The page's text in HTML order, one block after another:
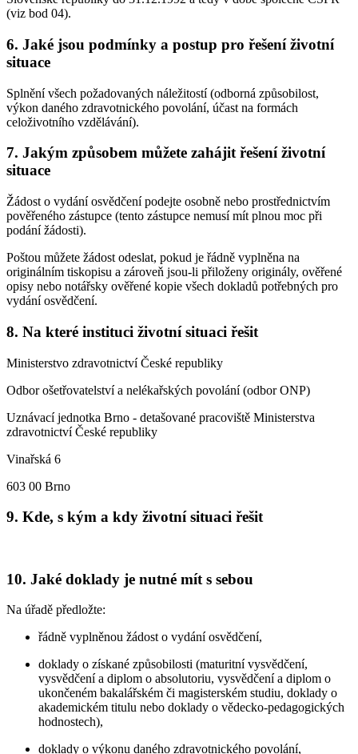
(viz bod 04).
6. Jaké jsou podmínky a postup pro řešení životní
situace
Splnění všech požadovaných náležitostí (odborná způsobilost,
výkon daného zdravotnického povolání, účast na formách
celoživotního vzdělávání).
7. Jakým způsobem můžete zahájit řešení životní
situace
Žádost o vydání osvědčení podejte osobně nebo prostřednictvím
pověřeného zástupce (tento zástupce nemusí mít plnou moc při
podání žádosti).
Poštou můžete žádost odeslat, pokud je řádně vyplněna na
originálním tiskopisu a zároveň jsou-li přiloženy originály, ověřené
opisy nebo notářsky ověřené kopie všech dokladů potřebných pro
vydání osvědčení.
8. Na které instituci životní situaci řešit
Ministerstvo zdravotnictví České republiky
Odbor ošetřovatelství a nelékařských povolání (odbor ONP)
Uznávací jednotka Brno - detašované pracoviště Ministerstva
zdravotnictví České republiky
Vinařská 6
603 00 Brno
9. Kde, s kým a kdy životní situaci řešit
10. Jaké doklady je nutné mít s sebou
Na úřadě předložte:
řádně vyplněnou žádost o vydání osvědčení,
doklady o získané způsobilosti (maturitní vysvědčení,
vysvědčení a diplom o absolutoriu, vysvědčení a diplom o
ukončeném bakalářském či magisterském studiu, doklady o
akademickém titulu nebo doklady o vědecko-pedagogických
hodnostech),
doklady o výkonu daného zdravotnického povolání,